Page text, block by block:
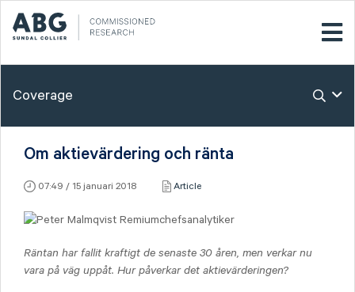
Coverage
Om aktievärdering och ränta
07:49 / 15 januari 2018 Article
Räntan har fallit kraftigt de senaste 30 åren, men verkar nu
vara på väg uppåt. Hur påverkar det aktievärderingen?